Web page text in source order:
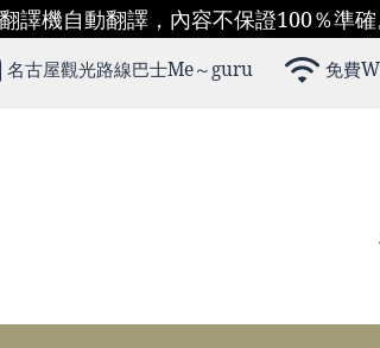
譯機自動翻譯，內容不保證100％準
名古屋觀光路線巴士Me～guru 免費